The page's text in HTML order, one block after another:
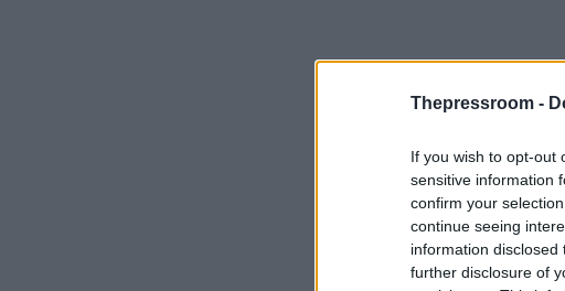
Thepressroom -
If you wish to opt-out
sensitive information
confirm your
continue seeing
information
further disclosure of